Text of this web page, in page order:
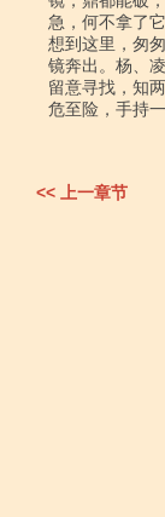
急，何不拿了
想到这里，匆
镜奔出。杨、
留意寻找，知
危至险，手持
<< 上一章节